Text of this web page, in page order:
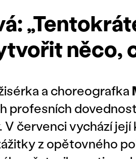
něco,
a choreografka
profesních
červenci vychází její
z opětovného